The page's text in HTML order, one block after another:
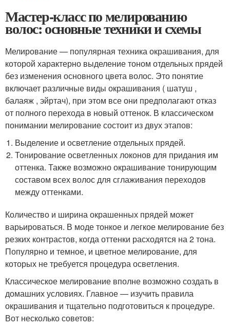
Мастер-класс по мелированию
волос: основные техники и схемы
Мелирование — популярная техника окрашивания, для
которой характерно выделение тоном отдельных прядей
без изменения основного цвета волос. Это понятие
включает различные виды окрашивания ( шатуш ,
балаяж , эйртач), при этом все они предполагают отказ
от полного перехода в новый оттенок. В классическом
понимании мелирование состоит из двух этапов:
Выделение и осветление отдельных прядей.
Тонирование осветленных локонов для придания им
оттенка. Также возможно окрашивание тонирующим
составом всех волос для сглаживания переходов
между оттенками.
Количество и ширина окрашенных прядей может
варьироваться. В моде тонкое и легкое мелирование без
резких контрастов, когда оттенки расходятся на 2 тона.
Популярно и темное, и цветное мелирование, для
которых не требуется процедура осветления.
Классическое мелирование вполне возможно создать в
домашних условиях. Главное — изучить правила
окрашивания и тщательно подготовиться к процедуре.
Вот несколько советов: